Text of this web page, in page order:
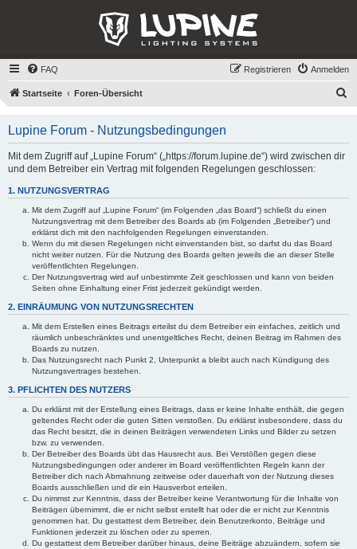
FAQ Anmelden
Registrieren
Startseite Foren-Übersicht
Lupine Forum - Nutzungsbedingungen
Mit dem Zugriff auf „Lupine Forum“ („https://forum.lupine.de“) wird zwischen dir
und dem Betreiber ein Vertrag mit folgenden Regelungen geschlossen:
1. NUTZUNGSVERTRAG
Mit dem Zugriff auf „Lupine Forum“ (im Folgenden „das Board“) schließt du einen
Nutzungsvertrag mit dem Betreiber des Boards ab (im Folgenden „Betreiber“) und
erklärst dich mit den nachfolgenden Regelungen einverstanden.
Wenn du mit diesen Regelungen nicht einverstanden bist, so darfst du das Board
nicht weiter nutzen. Für die Nutzung des Boards gelten jeweils die an dieser Stelle
veröffentlichten Regelungen.
Der Nutzungsvertrag wird auf unbestimmte Zeit geschlossen und kann von beiden
Seiten ohne Einhaltung einer Frist jederzeit gekündigt werden.
2. EINRÄUMUNG VON NUTZUNGSRECHTEN
Mit dem Erstellen eines Beitrags erteilst du dem Betreiber ein einfaches, zeitlich und
räumlich unbeschränktes und unentgeltliches Recht, deinen Beitrag im Rahmen des
Boards zu nutzen.
Das Nutzungsrecht nach Punkt 2, Unterpunkt a bleibt auch nach Kündigung des
Nutzungsvertrages bestehen.
3. PFLICHTEN DES NUTZERS
Du erklärst mit der Erstellung eines Beitrags, dass er keine Inhalte enthält, die gegen
geltendes Recht oder die guten Sitten verstoßen. Du erklärst insbesondere, dass du
das Recht besitzt, die in deinen Beiträgen verwendeten Links und Bilder zu setzen
bzw. zu verwenden.
Der Betreiber des Boards übt das Hausrecht aus. Bei Verstößen gegen diese
Nutzungsbedingungen oder anderer im Board veröffentlichten Regeln kann der
Betreiber dich nach Abmahnung zeitweise oder dauerhaft von der Nutzung dieses
Boards ausschließen und dir ein Hausverbot erteilen.
Du nimmst zur Kenntnis, dass der Betreiber keine Verantwortung für die Inhalte von
Beiträgen übernimmt, die er nicht selbst erstellt hat oder die er nicht zur Kenntnis
genommen hat. Du gestattest dem Betreiber, dein Benutzerkonto, Beiträge und
Funktionen jederzeit zu löschen oder zu sperren.
Du gestattest dem Betreiber darüber hinaus, deine Beiträge abzuändern, sofern sie